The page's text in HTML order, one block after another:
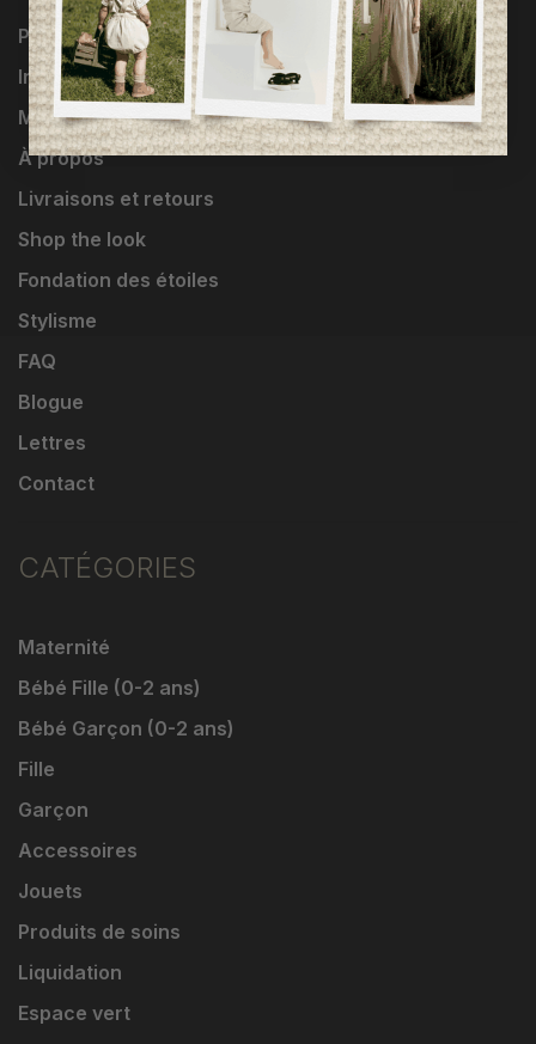
Programme Loyauté
Influenceuses
Marques
À propos
Livraisons et retours
Shop the look
Fondation des étoiles
Stylisme
FAQ
Blogue
Lettres
Contact
CATÉGORIES
Maternité
Bébé Fille (0-2 ans)
Bébé Garçon (0-2 ans)
Fille
Garçon
Accessoires
Jouets
Produits de soins
Liquidation
Espace vert